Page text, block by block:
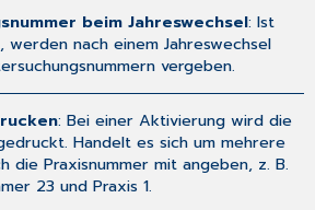
beim Jahreswechsel: Ist
nach einem Jahreswechsel
vergeben.
: Bei einer Aktivierung wird die
Handelt es sich um mehrere
die Praxisnummer mit angeben, z. B.
23 und Praxis 1.